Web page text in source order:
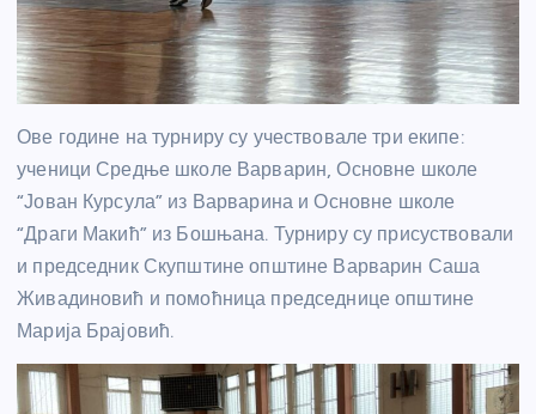
Ове године на турниру су учествовале три екипе:
ученици Средње школе Варварин, Основне школе
“Јован Курсула” из Варварина и Основне школе
“Драги Макић” из Бошњана. Турниру су присуствовали
и председник Скупштине општине Варварин Саша
Живадиновић и помоћница председнице општине
Марија Брајовић.